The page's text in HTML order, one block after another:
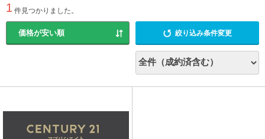
1 件見つかりました。
絞り込み条件変更